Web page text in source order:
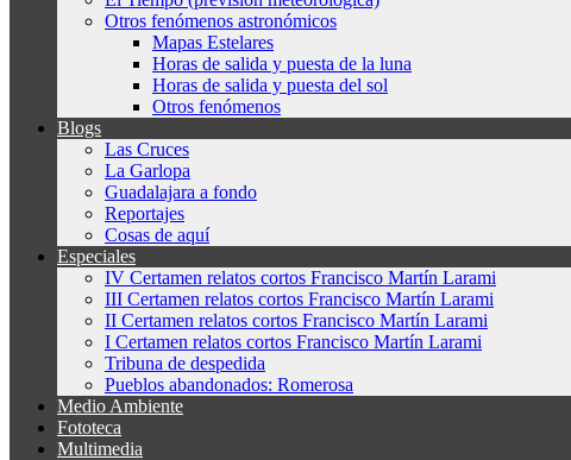
Otros fenómenos astronómicos
Mapas Estelares
Horas de salida y puesta de la luna
Horas de salida y puesta del sol
Otros fenómenos
Blogs
Las Cruces
La Garlopa
Guadalajara a fondo
Reportajes
Cosas de aquí
Especiales
IV Certamen relatos cortos Francisco Martín Larami
III Certamen relatos cortos Francisco Martín Larami
II Certamen relatos cortos Francisco Martín Larami
I Certamen relatos cortos Francisco Martín Larami
Tribuna de despedida
Pueblos abandonados: Romerosa
Medio Ambiente
Fototeca
Multimedia